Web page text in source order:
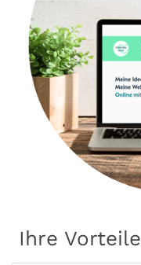
Ihre Vorteile